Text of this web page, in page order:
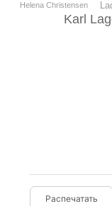
Karl
Helena Christensen